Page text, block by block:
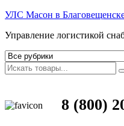
УЛС Масон в
Управление логистикой
8 (800)